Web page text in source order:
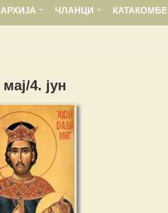
ЧЛАНЦИ КАТАКОМБЕ
4. јун